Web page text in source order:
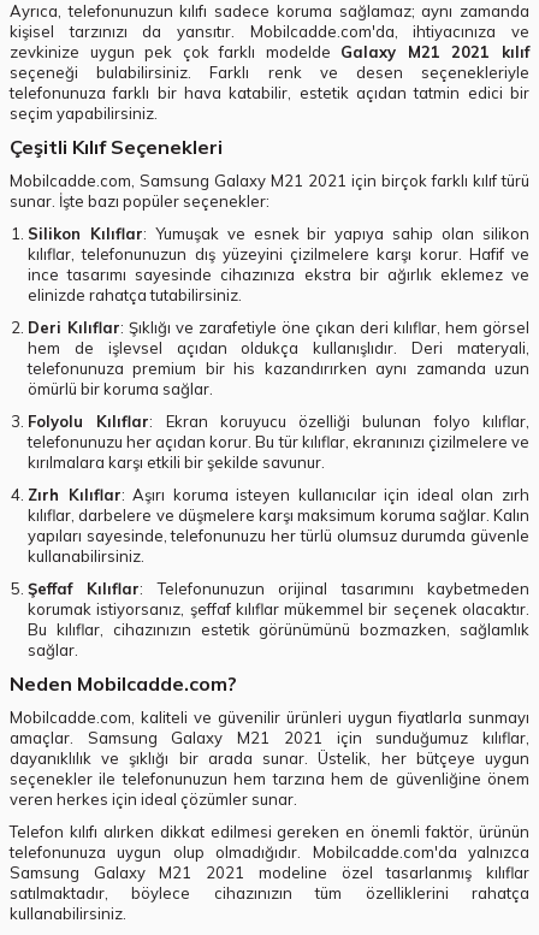
Ayrıca, telefonunuzun kılıfı sadece koruma sağlamaz; aynı zamanda
kişisel tarzınızı da yansıtır. Mobilcadde.com'da, ihtiyacınıza ve
zevkinize uygun pek çok farklı modelde Galaxy M21 2021 kılıf
seçeneği bulabilirsiniz. Farklı renk ve desen seçenekleriyle
telefonunuza farklı bir hava katabilir, estetik açıdan tatmin edici bir
seçim yapabilirsiniz.
Çeşitli Kılıf Seçenekleri
Mobilcadde.com, Samsung Galaxy M21 2021 için birçok farklı kılıf türü
sunar. İşte bazı popüler seçenekler:
Silikon Kılıflar: Yumuşak ve esnek bir yapıya sahip olan silikon
kılıflar, telefonunuzun dış yüzeyini çizilmelere karşı korur. Hafif ve
ince tasarımı sayesinde cihazınıza ekstra bir ağırlık eklemez ve
elinizde rahatça tutabilirsiniz.
Deri Kılıflar: Şıklığı ve zarafetiyle öne çıkan deri kılıflar, hem görsel
hem de işlevsel açıdan oldukça kullanışlıdır. Deri materyali,
telefonunuza premium bir his kazandırırken aynı zamanda uzun
ömürlü bir koruma sağlar.
Folyolu Kılıflar: Ekran koruyucu özelliği bulunan folyo kılıflar,
telefonunuzu her açıdan korur. Bu tür kılıflar, ekranınızı çizilmelere ve
kırılmalara karşı etkili bir şekilde savunur.
Zırh Kılıflar: Aşırı koruma isteyen kullanıcılar için ideal olan zırh
kılıflar, darbelere ve düşmelere karşı maksimum koruma sağlar. Kalın
yapıları sayesinde, telefonunuzu her türlü olumsuz durumda güvenle
kullanabilirsiniz.
Şeffaf Kılıflar: Telefonunuzun orijinal tasarımını kaybetmeden
korumak istiyorsanız, şeffaf kılıflar mükemmel bir seçenek olacaktır.
Bu kılıflar, cihazınızın estetik görünümünü bozmazken, sağlamlık
sağlar.
Neden Mobilcadde.com?
Mobilcadde.com, kaliteli ve güvenilir ürünleri uygun fiyatlarla sunmayı
amaçlar. Samsung Galaxy M21 2021 için sunduğumuz kılıflar,
dayanıklılık ve şıklığı bir arada sunar. Üstelik, her bütçeye uygun
seçenekler ile telefonunuzun hem tarzına hem de güvenliğine önem
veren herkes için ideal çözümler sunar.
Telefon kılıfı alırken dikkat edilmesi gereken en önemli faktör, ürünün
telefonunuza uygun olup olmadığıdır. Mobilcadde.com'da yalnızca
Samsung Galaxy M21 2021 modeline özel tasarlanmış kılıflar
satılmaktadır, böylece cihazınızın tüm özelliklerini rahatça
kullanabilirsiniz.